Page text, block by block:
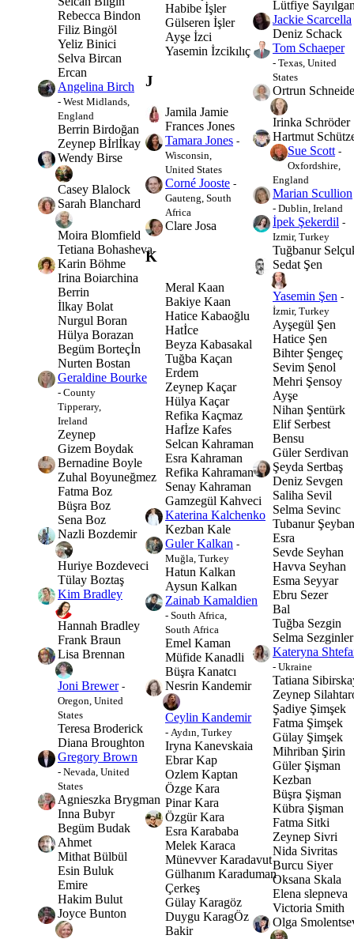
Rebecca Bindon
Filiz Bingöl
Yeliz Binici
Selva Bircan
Ercan
Angelina Birch
- West Midlands,
England
Berrin Birdoğan
Zeynep Bİrlİkay
Wendy Birse
Casey Blalock
Sarah Blanchard
Moira Blomfield
Tetiana Bohasheva
Karin Böhme
Irina Boiarchina
Berrin
İlkay Bolat
Nurgul Boran
Hülya Borazan
Begüm Borteçİn
Nurten Bostan
Geraldine Bourke
- County
Tipperary,
Ireland
Zeynep
Gizem Boydak
Bernadine Boyle
Zuhal Boyuneğmez
Fatma Boz
Büşra Boz
Sena Boz
Nazli Bozdemir
Huriye Bozdeveci
Tülay Boztaş
Kim Bradley
Hannah Bradley
Frank Braun
Lisa Brennan
Joni Brewer -
Oregon, United
States
Teresa Broderick
Diana Broughton
Gregory Brown
- Nevada, United
States
Agnieszka Brygman
Inna Bubyr
Begüm Budak
Ahmet
Mithat Bülbül
Esin Buluk
Emire
Hakim Bulut
Joyce Bunton
Habibe İşler
Gülseren İşler
Ayşe İzci
Yasemin İzcikılıç
J
Jamila Jamie
Frances Jones
Tamara Jones -
Wisconsin,
United States
Corné Jooste -
Gauteng, South
Africa
Clare Josa
K
Meral Kaan
Bakiye Kaan
Hatice Kabaoğlu
Hatİce
Beyza Kabasakal
Tuğba Kaçan
Erdem
Zeynep Kaçar
Hülya Kaçar
Refika Kaçmaz
Hafİze Kafes
Selcan Kahraman
Esra Kahraman
Refika Kahraman
Senay Kahraman
Gamzegül Kahveci
Katerina Kalchenko
Kezban Kale
Guler Kalkan -
Muğla, Turkey
Hatun Kalkan
Aysun Kalkan
Zainab Kamaldien
- South Africa,
South Africa
Emel Kaman
Müfide Kanadli
Büşra Kanatcı
Nesrin Kandemir
Ceylin Kandemir
- Aydın, Turkey
Iryna Kanevskaia
Ebrar Kap
Ozlem Kaptan
Özge Kara
Pinar Kara
Özgür Kara
Esra Karababa
Melek Karaca
Münevver Karadavut
Gülhanım Karaduman
Çerkeş
Gülay Karagöz
Duygu KaragÖz
Bakir
Lütfiye
Jackie Scarcella
Deniz Schack
Tom Schaeper
- Texas, United
States
Ortrun
Irinka Schröder
Hartmut
Sue Scott -
Oxfordshire,
England
Marian Scullion
- Dublin, Ireland
İpek Şekerdil -
Izmir, Turkey
Tuğbanur
Sedat Şen
Yasemin Şen -
İzmir, Turkey
Ayşegül Şen
Hatice Şen
Bihter Şengeç
Sevim Şenol
Mehri Şensoy
Ayşe
Nihan Şentürk
Elif Serbest
Bensu
Güler Serdivan
Şeyda Sertbaş
Deniz Sevgen
Saliha Sevil
Selma Sevinc
Tubanur Şeyban
Esra
Sevde Seyhan
Havva Seyhan
Esma Seyyar
Ebru Sezer
Bal
Tuğba Sezgin
Selma Sezginler
Kateryna
- Ukraine
Tatiana
Zeynep
Şadiye Şimşek
Fatma Şimşek
Gülay Şimşek
Mihriban Şirin
Güler Şişman
Kezban
Büşra Şişman
Kübra Şişman
Fatma Sitki
Zeynep Sivri
Nida Sivritas
Burcu Siyer
Oksana Skala
Elena slepneva
Victoria Smith
Olga